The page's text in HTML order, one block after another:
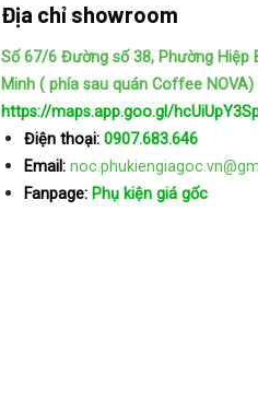
Địa chỉ showroom
Số 67/6 Đường số 38, Phường Hiệp
Minh ( phía sau quán Coffee NOVA)
https://maps.app.goo.gl/
Điện thoại: 0907.683.646
Email:
Fanpage:Phụ kiện giá gốc